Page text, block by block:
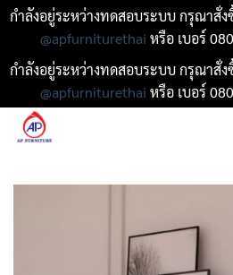
กำลังอยู่ระหว่างทดสอบระบบ กรุณาสั่
@apfurniturethai หรือ เบอร์
กำลังอยู่ระหว่างทดสอบระบบ กรุณาสั่
@apfurniturethai หรือ เบอร์
ข้าม
เนื้อหา